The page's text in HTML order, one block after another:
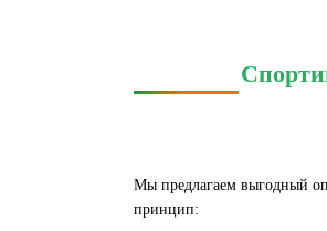
Мы предлагаем выгодный
принцип: